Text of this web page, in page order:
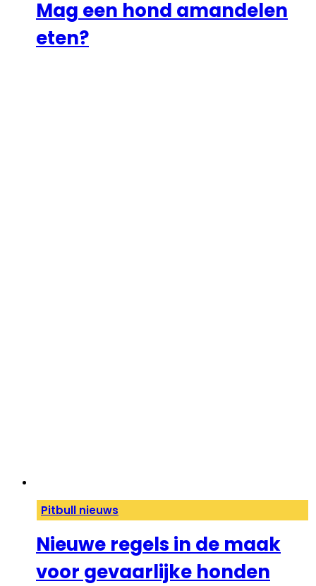
Mag een hond amandelen
eten?
Pitbull nieuws
Nieuwe regels in de maak
voor gevaarlijke honden